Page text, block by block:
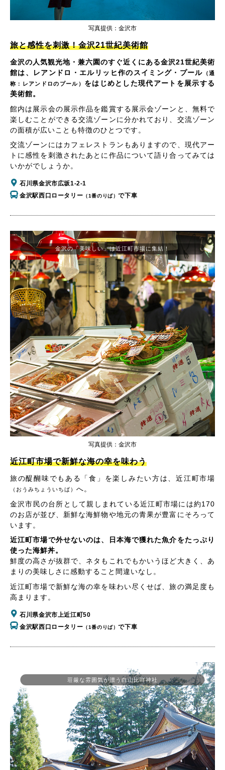
旅と感性を刺激！金沢21世紀美術館
金沢の人気観光地・兼六園のすぐ近くにある金沢21世紀美術
館は、レアンドロ・エルリッヒ作のスイミング・プール （通
称：レアンドロのプール） をはじめとした現代アートを展示する
美術館。
館内は展示会の展示作品を鑑賞する展示会ゾーンと、無料で
楽しむことができる交流ゾーンに分かれており、交流ゾーン
の面積が広いことも特徴のひとつです。
交流ゾーンにはカフェレストランもありますので、現代アー
トに感性を刺激されたあとに作品について語り合ってみては
いかがでしょうか。
石川県金沢市広坂1-2-1
金沢駅西口ロータリー （1番のりば）で下車
写真提供：金沢市
金沢の「美味しい」は近江町市場に集結！
写真提供：金沢市
近江町市場で新鮮な海の幸を味わう
旅の醍醐味でもある「食」を楽しみたい方は、近江町市場
（おうみちょういちば） へ。
金沢市民の台所として親しまれている近江町市場には約170
のお店が並び、新鮮な海鮮物や地元の青果が豊富にそろって
います。
近江町市場で外せないのは、日本海で獲れた魚介をたっぷり
使った海鮮丼。
鮮度の高さが抜群で、ネタもこれでもかいうほど大きく、あ
まりの美味しさに感動すること間違いなし。
近江町市場で新鮮な海の幸を味わい尽くせば、旅の満足度も
高まります。
石川県金沢市上近江町50
金沢駅西口ロータリー （1番のりば）で下車
荘厳な雰囲気が漂う白山比咩神社